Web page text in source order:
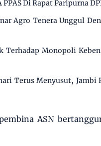
Di Rapat Paripurna
Agro Tenera Unggul
Monopoli
Terus Menyusut, Jambi
ASN